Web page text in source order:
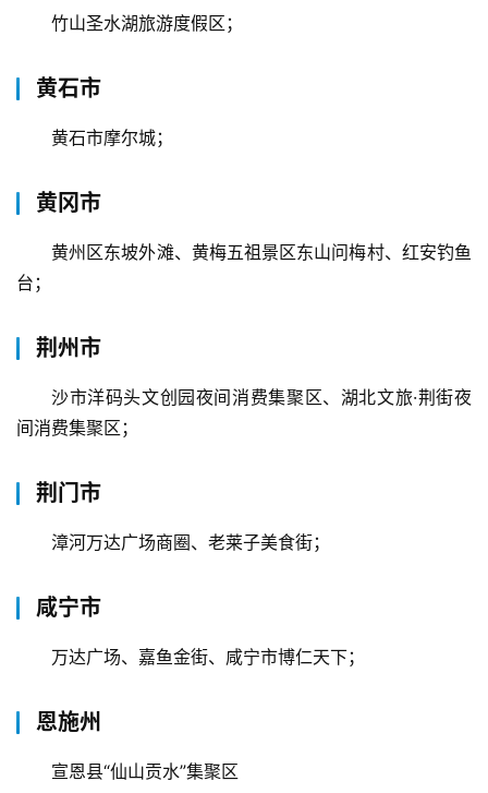
办
竹山圣水湖旅游度假区；
黄石市
黄石市摩尔城；
黄冈市
黄州区东坡外滩、黄梅五祖景区东山问梅村、红安钓鱼
台；
荆州市
沙市洋码头文创园夜间消费集聚区、湖北文旅·荆街夜
间消费集聚区；
荆门市
漳河万达广场商圈、老莱子美食街；
咸宁市
万达广场、嘉鱼金街、咸宁市博仁天下；
恩施州
宣恩县“仙山贡水”集聚区